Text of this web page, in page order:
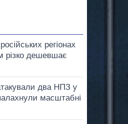
регіонах
різко дешевшає
два НПЗ у
масштабні